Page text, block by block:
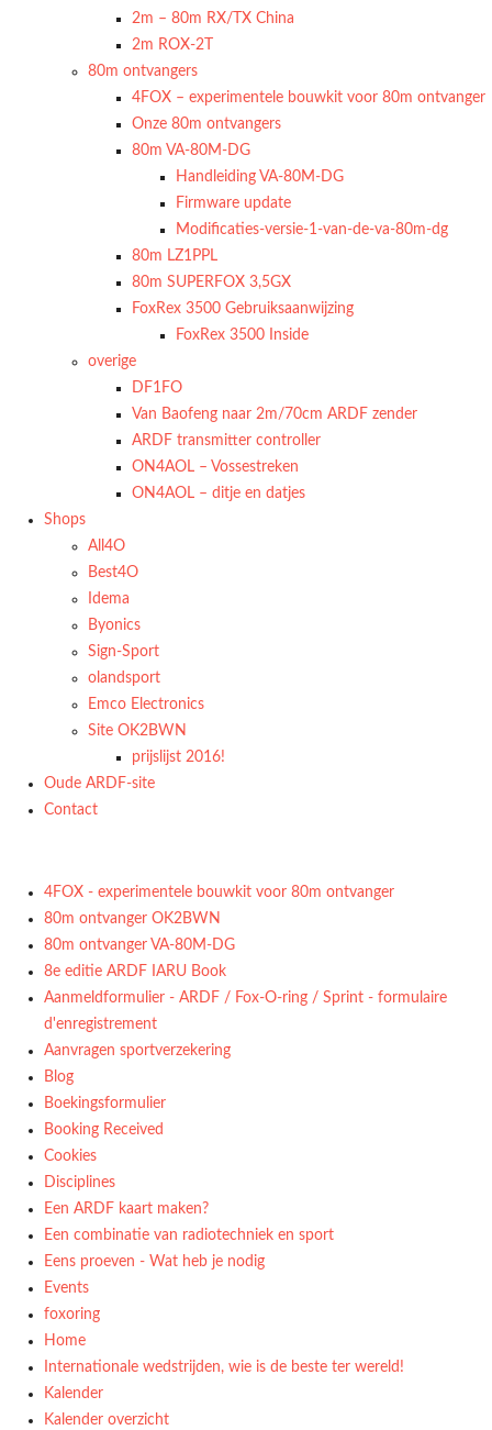
2m – 80m RX/TX China
2m ROX-2T
80m ontvangers
4FOX – experimentele bouwkit voor 80m ontvanger
Onze 80m ontvangers
80m VA-80M-DG
Handleiding VA-80M-DG
Firmware update
Modificaties-versie-1-van-de-va-80m-dg
80m LZ1PPL
80m SUPERFOX 3,5GX
FoxRex 3500 Gebruiksaanwijzing
FoxRex 3500 Inside
overige
DF1FO
Van Baofeng naar 2m/70cm ARDF zender
ARDF transmitter controller
ON4AOL – Vossestreken
ON4AOL – ditje en datjes
Shops
All4O
Best4O
Idema
Byonics
Sign-Sport
olandsport
Emco Electronics
Site OK2BWN
prijslijst 2016!
Oude ARDF-site
Contact
4FOX - experimentele bouwkit voor 80m ontvanger
80m ontvanger OK2BWN
80m ontvanger VA-80M-DG
8e editie ARDF IARU Book
Aanmeldformulier - ARDF / Fox-O-ring / Sprint - formulaire
d'enregistrement
Aanvragen sportverzekering
Blog
Boekingsformulier
Booking Received
Cookies
Disciplines
Een ARDF kaart maken?
Een combinatie van radiotechniek en sport
Eens proeven - Wat heb je nodig
Events
foxoring
Home
Internationale wedstrijden, wie is de beste ter wereld!
Kalender
Kalender overzicht